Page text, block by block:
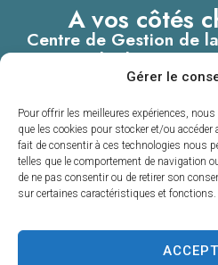
Gérer le
Pour offrir les meilleures expériences,
que les cookies pour stocker et/ou
fait de consentir à ces technologies nous
telles que le comportement de navigation
de ne pas consentir ou de retirer son
sur certaines caractéristiques et fonctions.
A vos côtés
Centre de Gestion de
Territoriale du Gers
4, Place du Maréchal Lannes
– B.P. 80002
32001 AUCH CEDEX
05 62 60 15 00
Nous contacter